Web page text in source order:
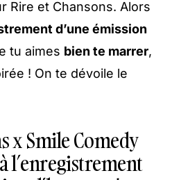
Rire et Chansons. Alors
d’une émission
tu aimes bien te marrer,
! On te dévoile le
x Smile Comedy
l’enregistrement